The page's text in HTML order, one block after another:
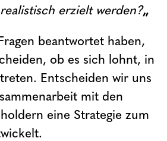
erzielt werden?„
beantwortet haben,
ob es sich lohnt, in
Entscheiden wir uns
mit den
eine Strategie zum